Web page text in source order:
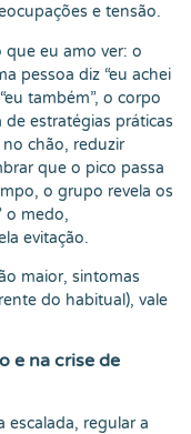
e tensão.
que eu amo ver: o
pessoa diz “eu achei
também”, o corpo
estratégias práticas
chão, reduzir
que o pico passa
o grupo revela os
o medo,
evitação.
maior, sintomas
do habitual), vale
e na crise de
escalada, regular a